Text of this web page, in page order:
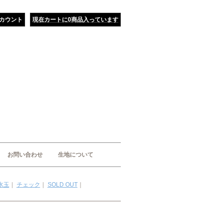
現在カートに0商品入っています
ウント
お問い合わせ 生地について
玉 チェック SOLD OUT｜